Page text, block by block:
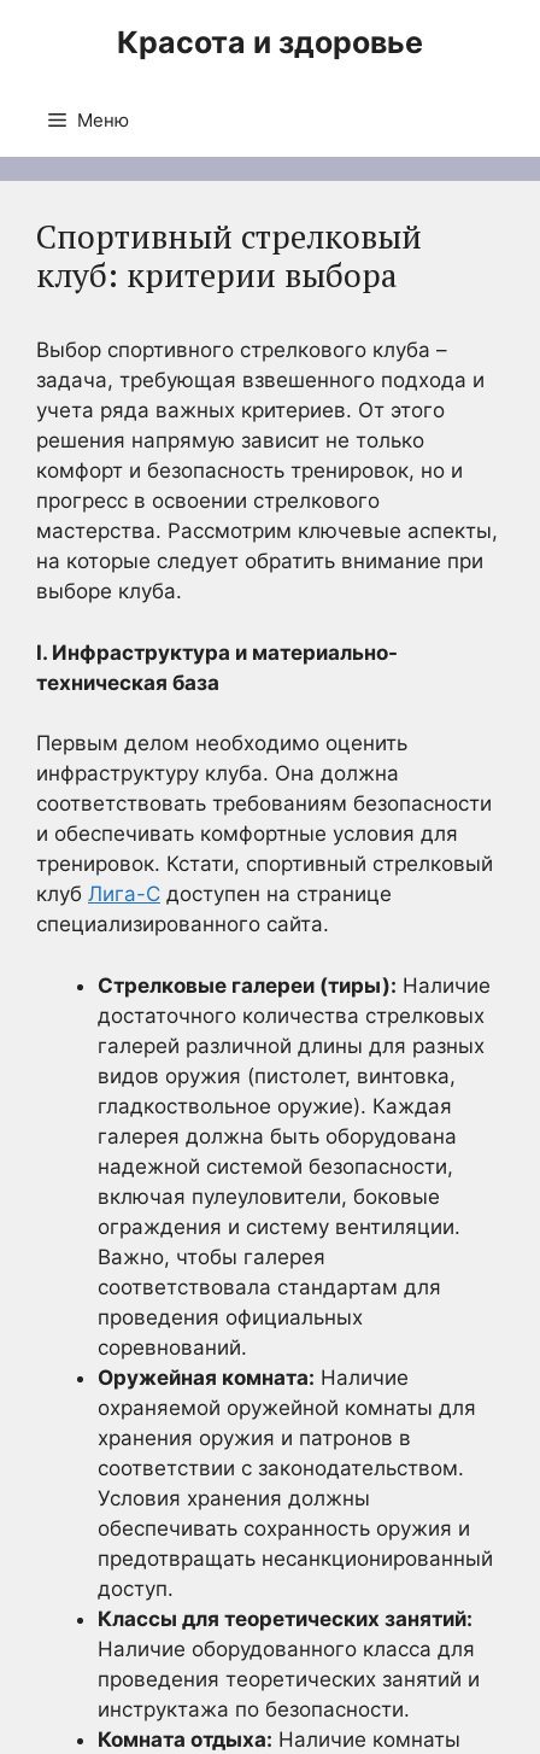
Красота и здоровье
Меню
Спортивный стрелковый
клуб: критерии выбора
Выбор спортивного стрелкового клуба –
задача, требующая взвешенного подхода и
учета ряда важных критериев. От этого
решения напрямую зависит не только
комфорт и безопасность тренировок, но и
прогресс в освоении стрелкового
мастерства. Рассмотрим ключевые аспекты,
на которые следует обратить внимание при
выборе клуба.
I. Инфраструктура и материально-
техническая база
Первым делом необходимо оценить
инфраструктуру клуба. Она должна
соответствовать требованиям безопасности
и обеспечивать комфортные условия для
тренировок. Кстати, спортивный стрелковый
клуб Лига-С доступен на странице
специализированного сайта.
Стрелковые галереи (тиры): Наличие
достаточного количества стрелковых
галерей различной длины для разных
видов оружия (пистолет, винтовка,
гладкоствольное оружие). Каждая
галерея должна быть оборудована
надежной системой безопасности,
включая пулеуловители, боковые
ограждения и систему вентиляции.
Важно, чтобы галерея
соответствовала стандартам для
проведения официальных
соревнований.
Оружейная комната: Наличие
охраняемой оружейной комнаты для
хранения оружия и патронов в
соответствии с законодательством.
Условия хранения должны
обеспечивать сохранность оружия и
предотвращать несанкционированный
доступ.
Классы для теоретических занятий:
Наличие оборудованного класса для
проведения теоретических занятий и
инструктажа по безопасности.
Комната отдыха: Наличие комнаты